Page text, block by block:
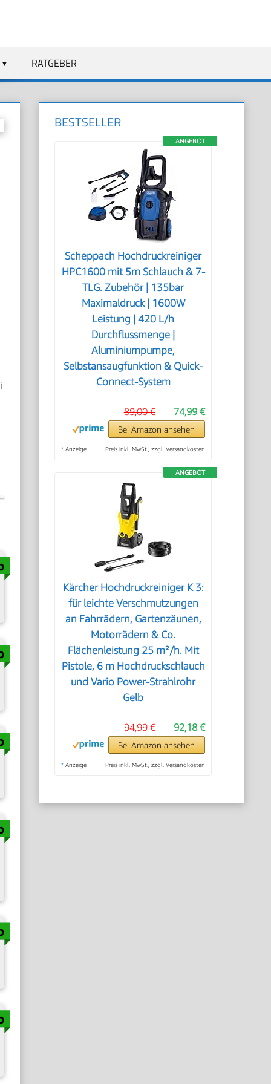
RATGEBER
BESTSELLER
ANGEBOT
Scheppach Hochdruckreiniger
HPC1600 mit 5m Schlauch & 7-
TLG. Zubehör | 135bar
Maximaldruck | 1600W
Leistung | 420 L/h
Durchflussmenge |
Aluminiumpumpe,
Selbstansaugfunktion & Quick-
Connect-System
74,99 €
89,00 €
Bei Amazon ansehen
* Anzeige Preis inkl. MwSt., zzgl. Versandkosten
ANGEBOT
Kärcher Hochdruckreiniger K 3:
für leichte Verschmutzungen
an Fahrrädern, Gartenzäunen,
Motorrädern & Co.
Flächenleistung 25 m²/h. Mit
Pistole, 6 m Hochdruckschlauch
und Vario Power-Strahlrohr
Gelb
92,18 €
94,99 €
Bei Amazon ansehen
* Anzeige Preis inkl. MwSt., zzgl. Versandkosten